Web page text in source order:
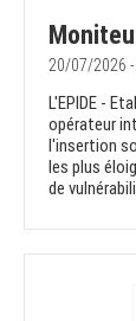
20/07/2026 -
L'EPIDE -
opérateur
l'insertion
les plus
de